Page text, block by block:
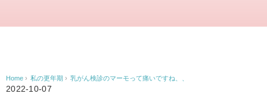
Home › 私の更年期 › 乳がん検診のマーモって痛いですね、、
2022-10-07